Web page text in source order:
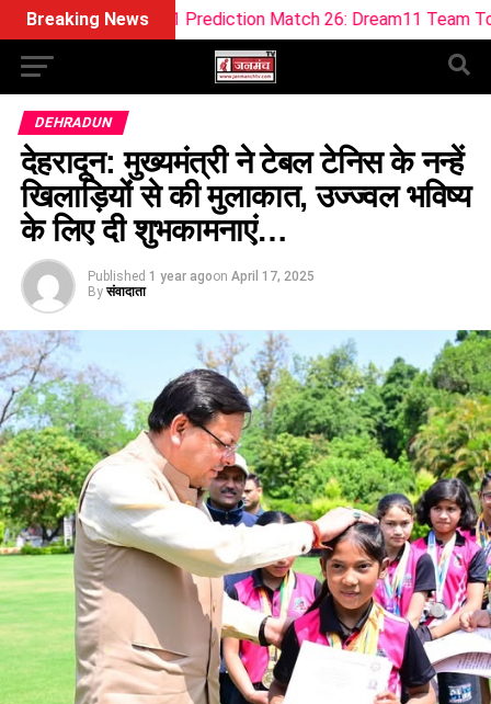
Breaking News
Prediction Match 26: Dream11 Team Today The
DEHRADUN
देहरादून: मुख्यमंत्री ने टेबल टेनिस के नन्हें
खिलाड़ियों से की मुलाकात, उज्ज्वल भविष्य
के लिए दी शुभकामनाएं…
Published 1 year agoon April 17, 2025
By संवादाता